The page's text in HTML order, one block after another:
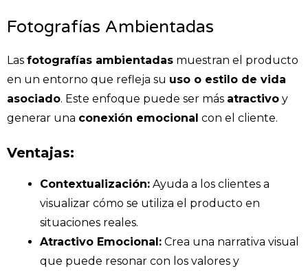
Fotografías Ambientadas
Las fotografías ambientadas muestran el producto
en un entorno que refleja su uso o estilo de vida
asociado. Este enfoque puede ser más atractivo y
generar una conexión emocional con el cliente.
Ventajas:
Contextualización: Ayuda a los clientes a
visualizar cómo se utiliza el producto en
situaciones reales.​
Atractivo Emocional: Crea una narrativa visual
que puede resonar con los valores y